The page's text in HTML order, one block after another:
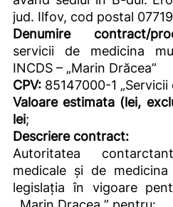
jud. Ilfov, cod postal
Denumire contract/
servicii de medicina
INCDS – „Marin Drăcea”
CPV: 85147000-1
Valoare estimata (lei,
lei;
Descriere contract:
Autoritatea
medicale și de
legislația în vigoare